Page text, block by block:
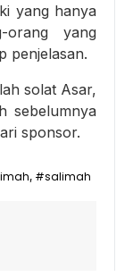
yang hanya
orang yang
penjelasan.
solat Asar,
sebelumnya
sponsor.
, #salimah